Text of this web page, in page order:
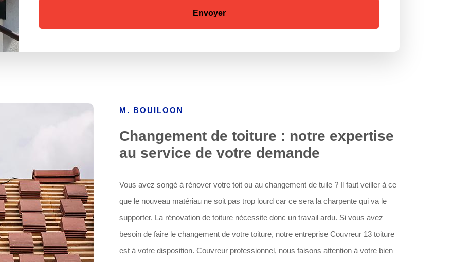
M. BOUILOON
Changement de toiture : notre expertise
au service de votre demande
Vous avez songé à rénover votre toit ou au changement de tuile ? Il faut veiller à ce
que le nouveau matériau ne soit pas trop lourd car ce sera la charpente qui va le
supporter. La rénovation de toiture nécessite donc un travail ardu. Si vous avez
besoin de faire le changement de votre toiture, notre entreprise Couvreur 13 toiture
est à votre disposition. Couvreur professionnel, nous faisons attention à votre bien